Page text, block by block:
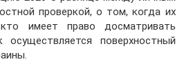
проверкой, о том, когда их
имеет право досматривать
поверхностный